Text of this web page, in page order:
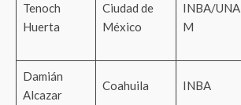
Tenoch
Huerta
Ciudad de
México
INBA/UNA
M
Damián
Alcazar
Coahuila INBA